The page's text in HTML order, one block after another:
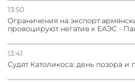
13:50
Oграничения на экспорт
провоцируют негатив к ЕАЭС -
13:41
Судят Католикоса: день позора и